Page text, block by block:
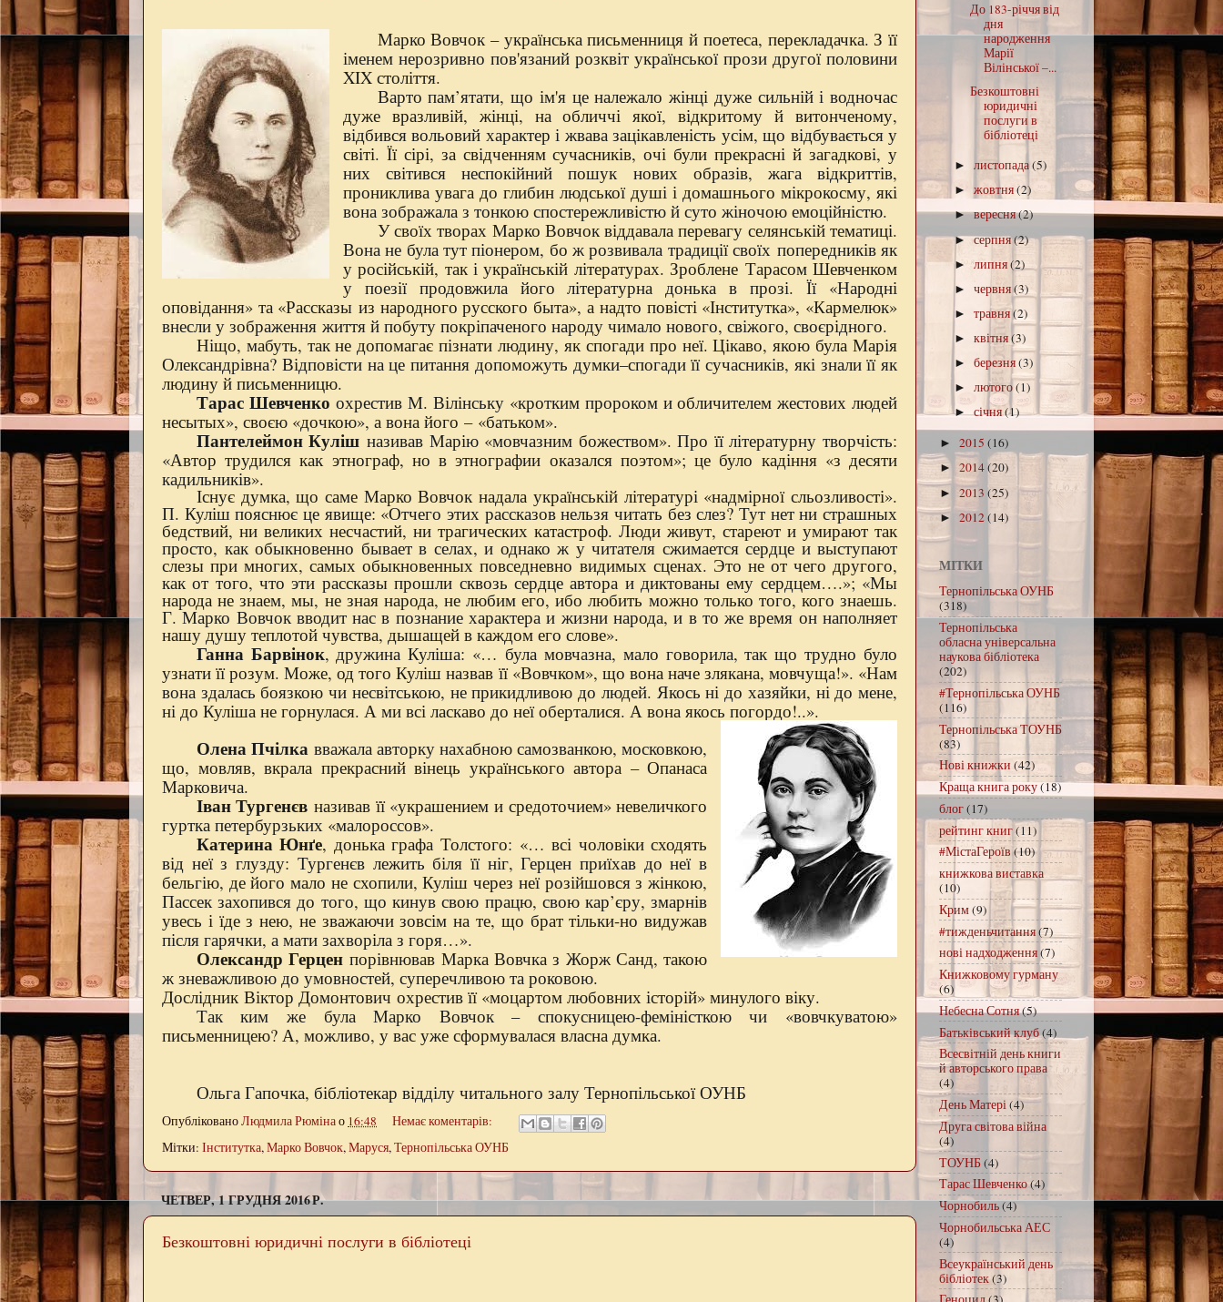
Марко Вовчок – українська письменниця й поетеса, перекладачка. З її
іменем нерозривно пов'язаний розквіт української прози другої половини
XIX століття.
Варто пам’ятати, що ім'я це належало жінці дуже сильній і водночас
дуже вразливій, жінці, на обличчі якої, відкритому й витонченому,
відбився вольовий характер і жвава зацікавленість усім, що відбувається у
світі. Її сірі, за свідченням сучасників, очі були прекрасні й загадкові, у
них світився неспокійний пошук нових образів, жага відкриттів,
прониклива увага до глибин людської душі і домашнього мікрокосму, які
вона зображала з тонкою спостережливістю й суто жіночою емоційністю.
У своїх творах Марко Вовчок віддавала перевагу селянській тематиці.
Вона не була тут піонером, бо ж розвивала традиції своїх попередників як
у російській, так і українській літературах. Зроблене Тарасом Шевченком
у поезії продовжила його літературна донька в прозі. Її «Народні
оповідання» та «Рассказы из народного русского быта», а надто повісті «Інститутка», «Кармелюк»
внесли у зображення життя й побуту покріпаченого народу чимало нового, свіжого, своєрідного.
Ніщо, мабуть, так не допомагає пізнати людину, як спогади про неї. Цікаво, якою була Марія
Олександрівна? Відповісти на це питання допоможуть думки–спогади її сучасників, які знали її як
людину й письменницю.
Тарас Шевченко охрестив М. Вілінську «кротким пророком и обличителем жестових людей
несытых», своєю «дочкою», а вона його –«батьком».
Пантелеймон Куліш називав Марію «мовчазним божеством». Про її літературну творчість:
«Автор трудился как этнограф, но в этнографии оказался поэтом»; це було кадіння «з десяти
кадильників».
Існує думка, що саме Марко Вовчок надала українській літературі «надмірної сльозливості».
П. Куліш пояснює це явище: «Отчего этих рассказов нельзя читать без слез? Тут нет ни страшных
бедствий, ни великих несчастий, ни трагических катастроф. Люди живут, стареют и умирают так
просто, как обыкновенно бывает в селах, и однако ж у читателя сжимается сердце и выступают
слезы при многих, самых обыкновенных повседневно видимых сценах. Это не от чего другого,
как от того, что эти рассказы прошли сквозь сердце автора и диктованы ему сердцем….»; «Мы
народа не знаем, мы, не зная народа, не любим его, ибо любить можно только того, кого знаешь.
Г. Марко Вовчок вводит нас в познание характера и жизни народа, и в то же время он наполняет
нашу душу теплотой чувства, дышащей в каждом его слове».
Ганна Барвінок, дружина Куліша: «… була мовчазна, мало говорила, так що трудно було
узнати її розум. Може, од того Куліш назвав її «Вовчком», що вона наче злякана, мовчуща!». «Нам
вона здалась боязкою чи несвітською, не прикидливою до людей. Якось ні до хазяйки, ні до мене,
ні до Куліша не горнулася. А ми всі ласкаво до неї оберталися. А вона якось погордо!..».
Олена Пчілкавважала авторку нахабною самозванкою, московкою,
що, мовляв, вкрала прекрасний вінець українського автора – Опанаса
Марковича.
Іван Тургенєв називав її «украшением и средоточием» невеличкого
гуртка петербурзьких «малороссов».
Катерина Юнґе, донька графа Толстого: «… всі чоловіки сходять
від неї з глузду: Тургенєв лежить біля її ніг, Герцен приїхав до неї в
бельгію, де його мало не схопили, Куліш через неї розійшовся з жінкою,
Пассек захопився до того, що кинув свою працю, свою кар’єру, змарнів
увесь і їде з нею, не зважаючи зовсім на те, що брат тільки-но видужав
після гарячки, а мати захворіла з горя…».
Олександр Герцен порівнював Марка Вовчка з Жорж Санд, такою
ж зневажливою до умовностей, суперечливою та роковою.
Дослідник Віктор Домонтович охрестив її «моцартом любовних історій» минулого віку.
Так ким же була Марко Вовчок – спокусницею-феміністкою чи «вовчкуватою»
письменницею? А, можливо, у вас уже сформувалася власна думка.
Ольга Гапочка, бібліотекар відділу читального залу Тернопільської ОУНБ
ОпублікованоЛюдмила Рюмінао 16:48
Немає коментарів:
Мітки: Інститутка,Марко Вовчок,Маруся,Тернопільська ОУНБ
ЧЕТВЕР, 1 ГРУДНЯ 2016 Р.
Безкоштовні юридичні послуги в бібліотеці
До 183-річчя від
дня
народження
Марії
Вілінської –...
Безкоштовні
юридичні
послуги в
бібліотеці
►листопада(5)
►жовтня(2)
►вересня(2)
►серпня(2)
►липня(2)
►червня(3)
►травня(2)
►квітня(3)
►березня(3)
►лютого(1)
►січня(1)
► 2015 (16)
► 2014(20)
► 2013 (25)
► 2012(14)
МІТКИ
Тернопільська ОУНБ
(318)
Тернопільська
обласна універсальна
наукова бібліотека
(202)
#Тернопільська ОУНБ
(116)
Тернопільська ТОУНБ
(83)
Нові книжки (42)
Краща книга року(18)
блог(17)
рейтинг книг(11)
#МістаГероїв (10)
книжкова виставка
(10)
Крим(9)
#тижденьчитання(7)
нові надходження(7)
Книжковому гурману
(6)
Небесна Сотня(5)
Батьківський клуб(4)
Всесвітній день книги
й авторського права
(4)
День Матері(4)
Друга світова війна
(4)
ТОУНБ(4)
Тарас Шевченко(4)
Чорнобиль(4)
Чорнобильська АЕС
(4)
Всеукраїнський день
бібліотек(3)